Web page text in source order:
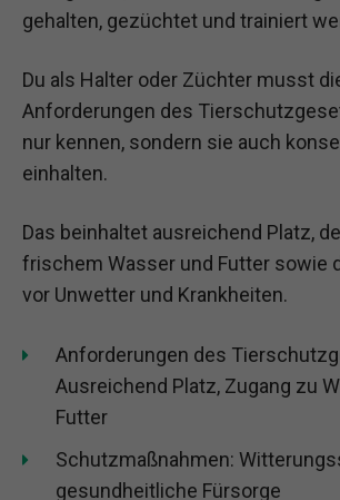
gehalten, gezüchtet und trainiert
Du als Halter oder Züchter musst
Anforderungen des
nur kennen, sondern sie auch
einhalten.
Das beinhaltet ausreichend Platz,
frischem Wasser und Futter sowie
vor Unwetter und Krankheiten.
Anforderungen des
Ausreichend Platz, Zugang zu
Futter
Schutzmaßnahmen:
gesundheitliche Fürsorge